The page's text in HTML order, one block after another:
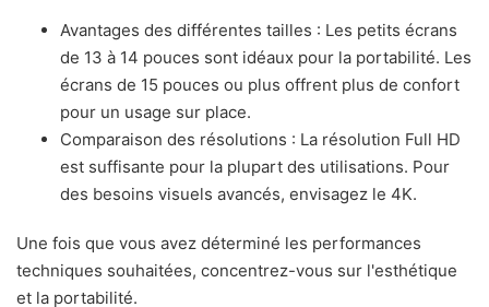
Avantages des différentes tailles : Les petits écrans
de 13 à 14 pouces sont idéaux pour la portabilité. Les
écrans de 15 pouces ou plus offrent plus de confort
pour un usage sur place.
Comparaison des résolutions : La résolution Full HD
est suffisante pour la plupart des utilisations. Pour
des besoins visuels avancés, envisagez le 4K.
Une fois que vous avez déterminé les performances
techniques souhaitées, concentrez-vous sur l'esthétique
et la portabilité.